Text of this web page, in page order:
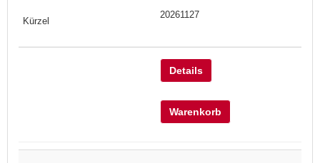
20261127
Details
Warenkorb